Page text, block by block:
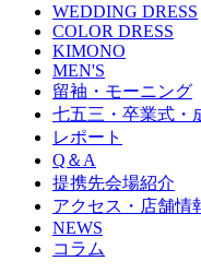
WEDDING DRESS
COLOR DRESS
KIMONO
MEN'S
留袖・モーニング
七五三・卒業式・
レポート
Q＆A
提携先会場紹介
アクセス・店舗情
NEWS
コラム